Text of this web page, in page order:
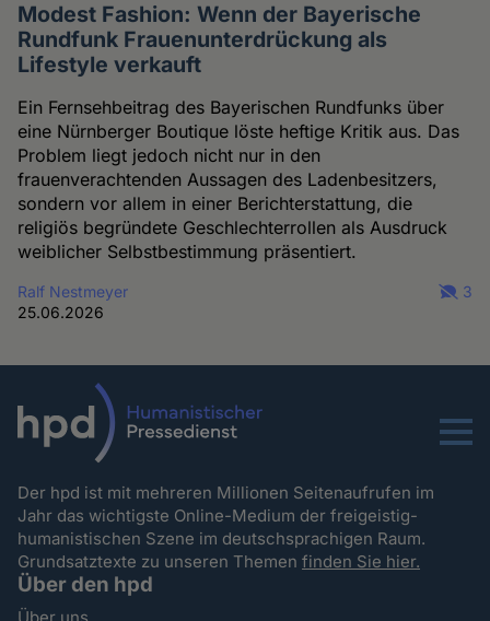
Modest Fashion: Wenn der Bayerische
Rundfunk Frauenunterdrückung als
Lifestyle verkauft
Ein Fernsehbeitrag des Bayerischen Rundfunks über
eine Nürnberger Boutique löste heftige Kritik aus. Das
Problem liegt jedoch nicht nur in den
frauenverachtenden Aussagen des Ladenbesitzers,
sondern vor allem in einer Berichterstattung, die
religiös begründete Geschlechterrollen als Ausdruck
weiblicher Selbstbestimmung präsentiert.
Ralf Nestmeyer
25.06.2026
3
Menu
Der hpd ist mit mehreren Millionen Seitenaufrufen im
Jahr das wichtigste Online-Medium der freigeistig-
humanistischen Szene im deutschsprachigen Raum.
Grundsatztexte zu unseren Themenfinden Sie hier.
Über den hpd
Über uns